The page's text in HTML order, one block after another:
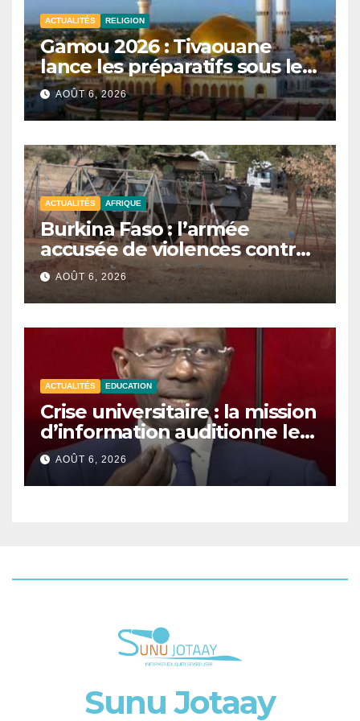
ACTUALITÉS RELIGION
Gamou 2026 : Tivaouane
lance les préparatifs sous le
signe de l’unité et du Tawhid.
AOÛT 6, 2026
ACTUALITÉS AFRIQUE
Burkina Faso : l’armée
accusée de violences contre
des civils après une attaque
jihadiste.
AOÛT 6, 2026
ACTUALITÉS EDUCATION
Crise universitaire : la mission
d’information auditionne le
ministre Boubacar Camara.
AOÛT 6, 2026
Sunu Jotaay